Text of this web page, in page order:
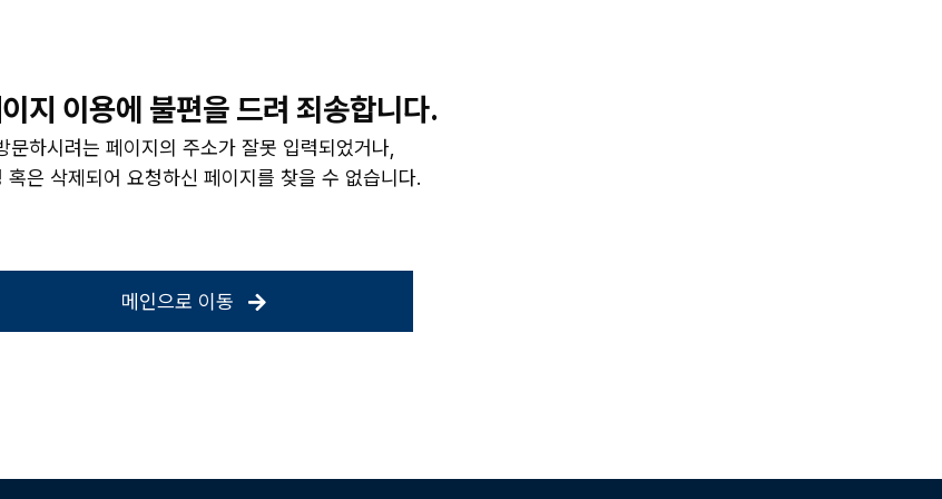
지 이용에 불편을 드려 죄송합니다.
문하시려는 페이지의 주소가 잘못 입력되었거나,
혹은 삭제되어 요청하신 페이지를 찾을 수 없습니다.
메인으로 이동